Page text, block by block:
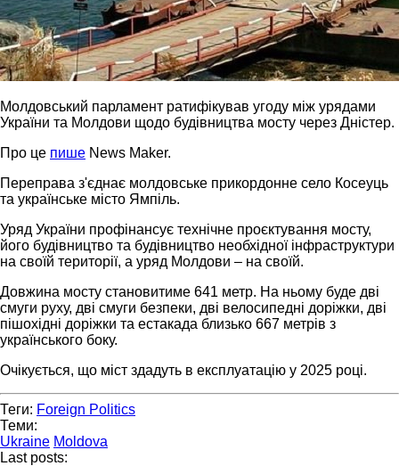
Молдовський парламент ратифікував угоду між урядами
України та Молдови щодо будівництва мосту через Дністер.
Про це пише News Maker.
Переправа з'єднає молдовське прикордонне село Косеуць
та українське місто Ямпіль.
Уряд України профінансує технічне проєктування мосту,
його будівництво та будівництво необхідної інфраструктури
на своїй території, а уряд Молдови – на своїй.
Довжина мосту становитиме 641 метр. На ньому буде дві
смуги руху, дві смуги безпеки, дві велосипедні доріжки, дві
пішохідні доріжки та естакада близько 667 метрів з
українського боку.
Очікується, що міст здадуть в експлуатацію у 2025 році.
Теги: Foreign Politics
Теми:
Ukraine Moldova
Last posts: